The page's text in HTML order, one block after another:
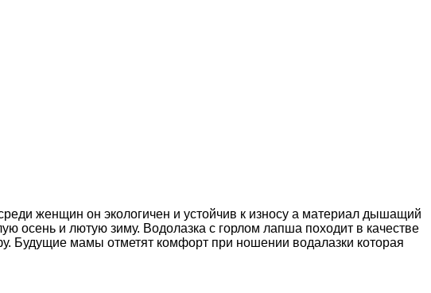
женщин он экологичен и устойчив к износу а материал дышащий
осень и лютую зиму. Водолазка с горлом лапша походит в качестве
Будущие мамы отметят комфорт при ношении водалазки которая